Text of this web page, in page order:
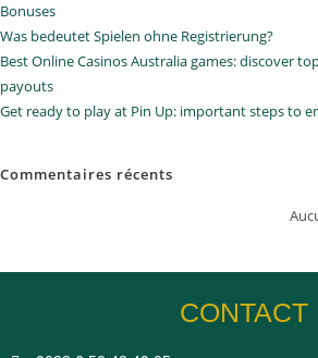
Bonuses
Was bedeutet Spielen ohne Registrierung?
Best Online Casinos Australia games: discover
payouts
Get ready to play at Pin Up: important steps to
Commentaires récents
CONTACT